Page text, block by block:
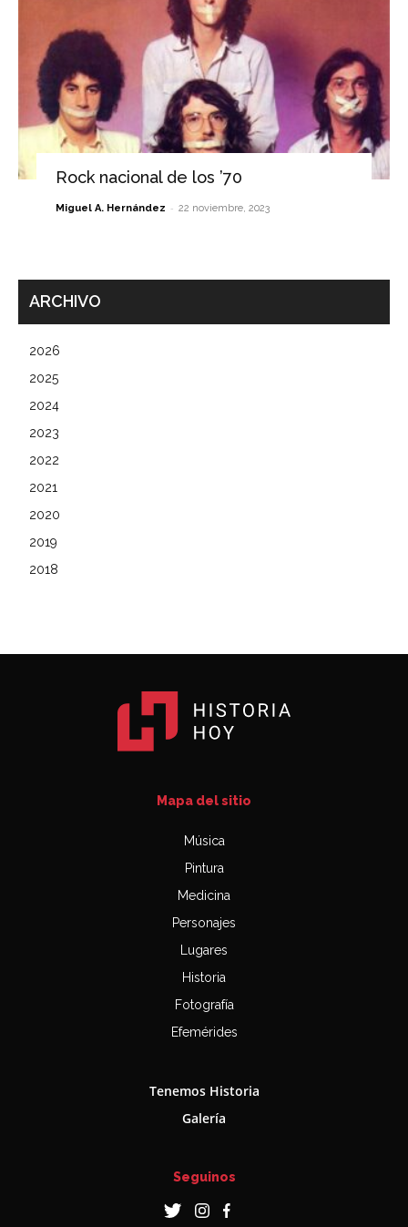
Rock nacional de los ’70
Miguel A. Hernández - 22 noviembre, 2023
ARCHIVO
2026
2025
2024
2023
2022
2021
2020
2019
2018
Mapa del sitio
Música
Pintura
Medicina
Personajes
Lugares
Historia
Fotografía
Efemérides
Tenemos Historia
Galería
Seguinos